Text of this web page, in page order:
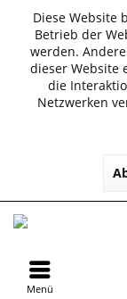
Diese Website
Betrieb der
werden.
dieser Website
die
Netzwerken
Menü